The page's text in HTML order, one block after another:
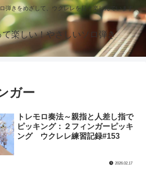
弾きをめざして、ウクレレを日々楽しんでいます。
楽しい！やさしいソロ弾き
ガー
トレモロ奏法～親指と人差し指で
ピッキング：２フィンガーピッキ
ング ウクレレ練習記録#153
2026.02.17